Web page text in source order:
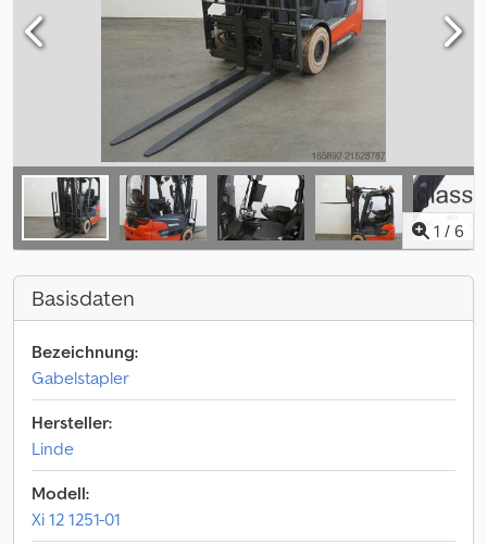
1 / 6
Basisdaten
Bezeichnung:
Gabelstapler
Hersteller:
Linde
Modell:
Xi 12 1251-01